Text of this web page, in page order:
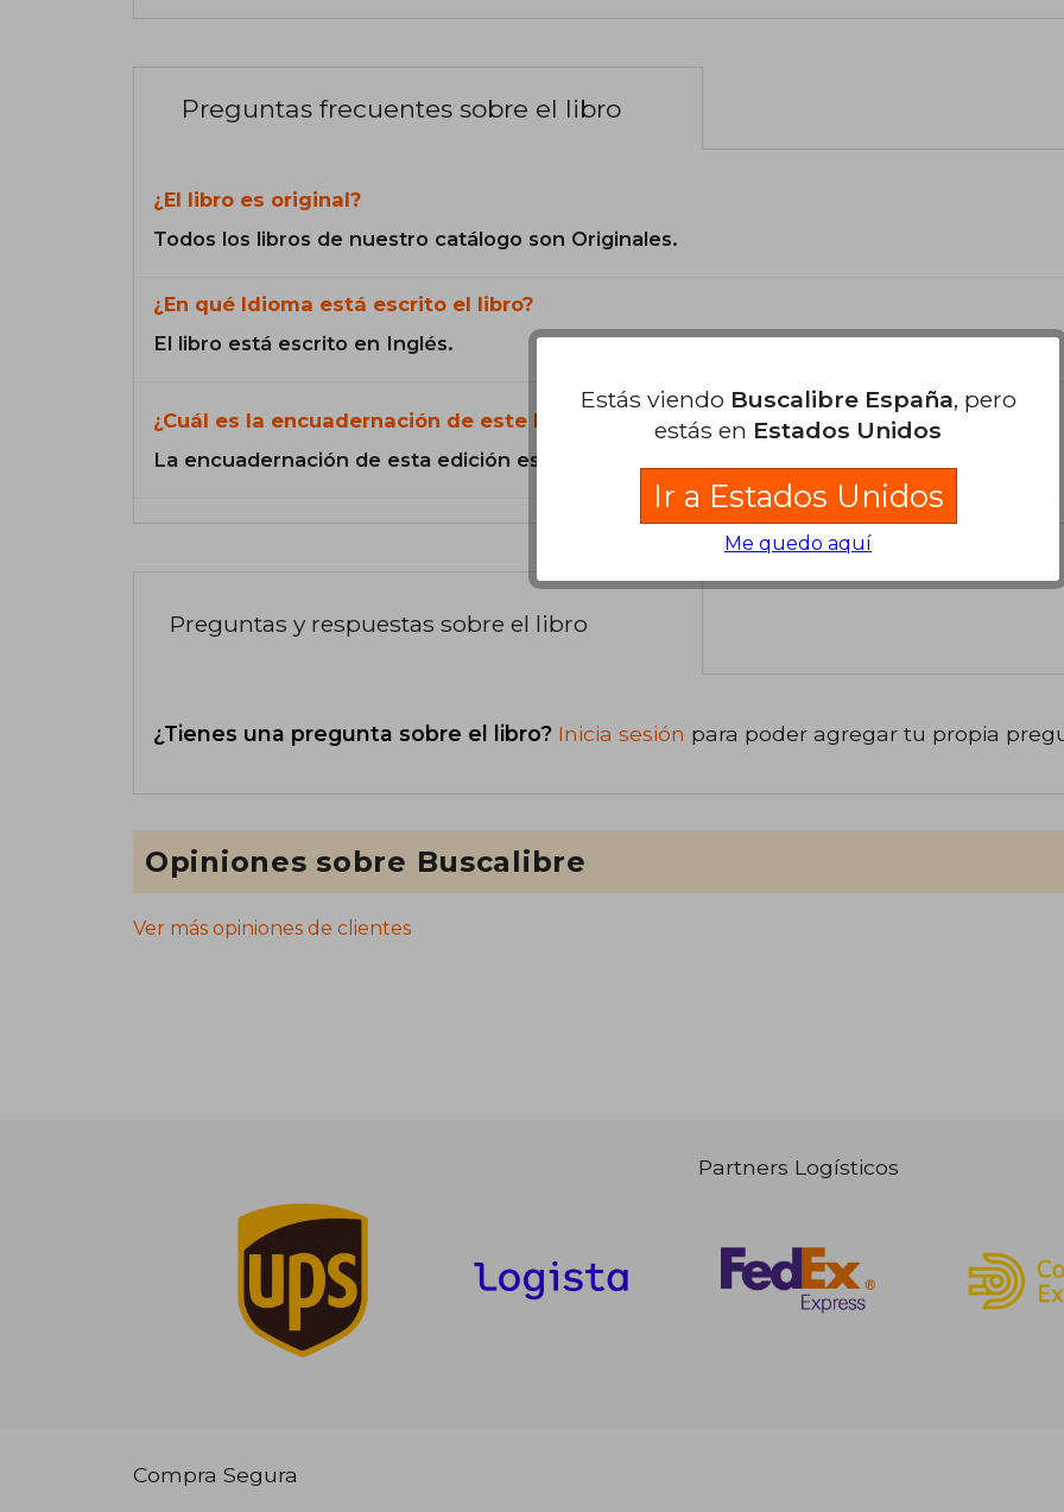
Preguntas frecuentes sobre el libro
¿El libro es original?
Todos los libros de nuestro catálogo son Originales.
¿En qué Idioma está escrito el libro?
El libro está escrito en Inglés.
¿Cuál es la encuadernación de este libro?
La encuadernación de esta edición es Tapa Blanda.
Preguntas y respuestas sobre el libro
¿Tienes una pregunta sobre el libro? Inicia sesión para poder agregar tu propia
Opiniones sobre Buscalibre
Ver más opiniones de clientes
Partners Logísticos
Compra Segura
Estás viendo Buscalibre España, pero
estás en Estados Unidos
Ir a Estados Unidos
Me quedo aquí